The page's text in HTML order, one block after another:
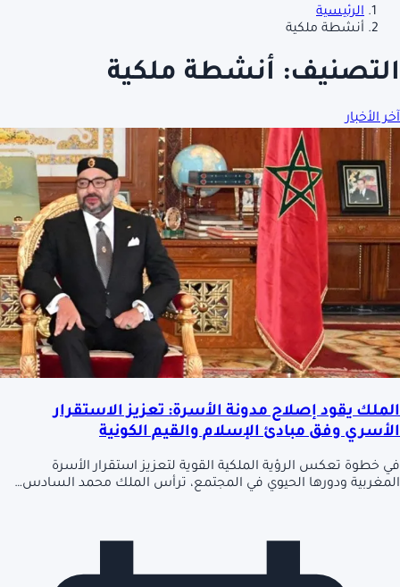
الرئيسية
أنشطة ملكية
التصنيف: أنشطة ملكية
آخر الأخبار
الملك يقود إصلاح مدونة الأسرة: تعزيز الاستقرار
الأسري وفق مبادئ الإسلام والقيم الكونية
في خطوة تعكس الرؤية الملكية القوية لتعزيز استقرار الأسرة
المغربية ودورها الحيوي في المجتمع، ترأس الملك محمد السادس…